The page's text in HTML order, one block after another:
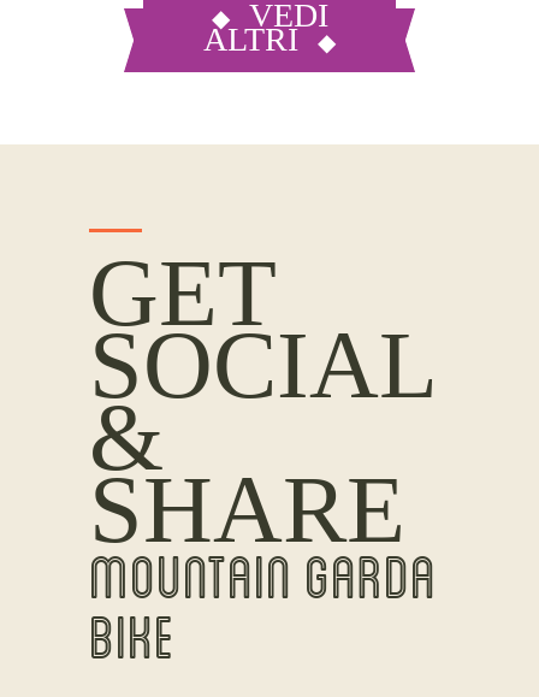
VEDI
ALTRI
GET
SOCIAL
&
SHARE
MOUNTAIN GARDA
BIKE